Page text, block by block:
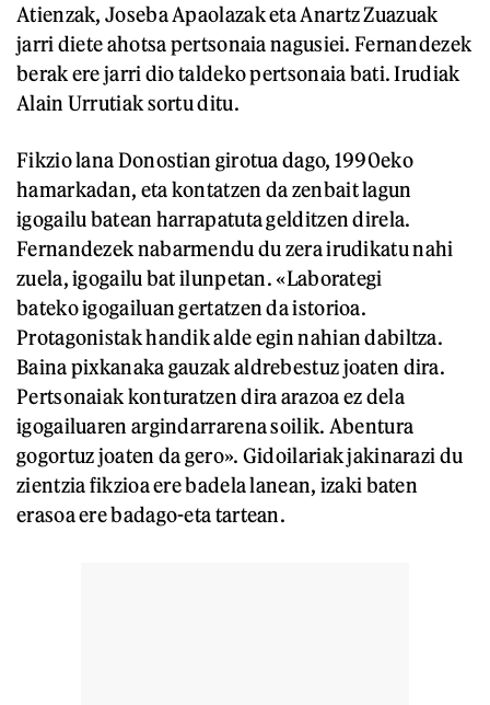
Atienzak, Joseba Apaolazak eta Anartz Zuazuak
jarri diete ahotsa pertsonaia nagusiei. Fernandezek
berak ere jarri dio taldeko pertsonaia bati. Irudiak
Alain Urrutiak sortu ditu.
Fikzio lana Donostian girotua dago, 1990eko
hamarkadan, eta kontatzen da zenbait lagun
igogailu batean harrapatuta gelditzen direla.
Fernandezek nabarmendu du zera irudikatu nahi
zuela, igogailu bat ilunpetan. «Laborategi
bateko igogailuan gertatzen da istorioa.
Protagonistak handik alde egin nahian dabiltza.
Baina pixkanaka gauzak aldrebestuz joaten dira.
Pertsonaiak konturatzen dira arazoa ez dela
igogailuaren argindarrarena soilik. Abentura
gogortuz joaten da gero». Gidoilariak jakinarazi du
zientzia fikzioa ere badela lanean, izaki baten
erasoa ere badago-eta tartean.